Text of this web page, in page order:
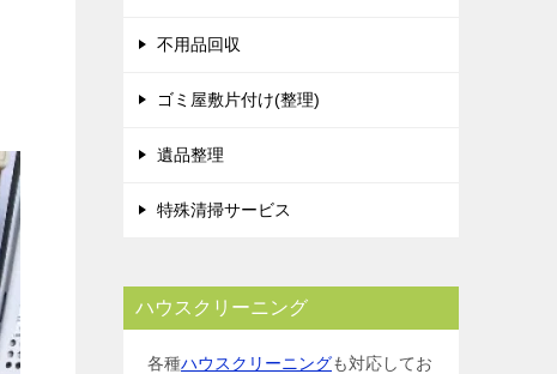
不用品回収
ゴミ屋敷片付け(整理)
遺品整理
特殊清掃サービス
ハウスクリーニング
各種ハウスクリーニングも対応してお